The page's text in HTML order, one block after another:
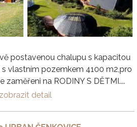
postavenou chalupu s kapacitou
vlastním pozemkem 4100 m2,pro
zaměřeni na RODINY S DĚTMI....
zobrazit detail